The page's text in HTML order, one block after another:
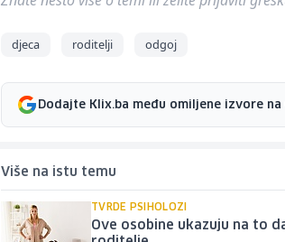
djeca roditelji odgoj
Dodajte Klix.ba među omiljene izvore na
Više na istu temu
TVRDE PSIHOLOZI
Ove osobine ukazuju na to